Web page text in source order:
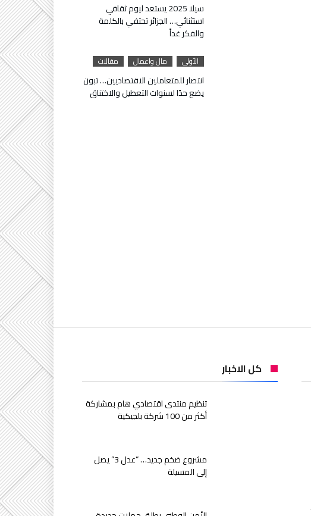
سيلا 2025 يستعد ليوم ثقافي
استثنائي… الجزائر تحتفي بالكلمة
والفكر غداً
الأولى مال واعمال مقالات
انتصار للمتعاملين الاقتصاديين… تبون
يضع حدًا لسنوات التعطيل والاختناق
كل الاخبار
تنظيم منتدى اقتصادي هام بمشاركة
أكثر من 100 شركة بلجيكية
مشروع ضخم جديد… “عدل 3” يصل
إلى المسيلة